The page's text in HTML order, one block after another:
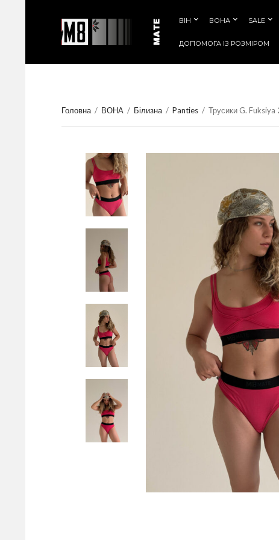
ВІН ВОНА SALE
ДОПОМОГА IЗ РОЗМIРОМ
Головна / ВОНА / Білизна / Panties / Трусики G. Fuksiya